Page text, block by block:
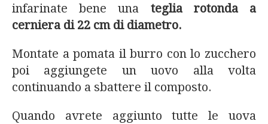
infarinate bene una teglia rotonda a
cerniera di 22 cm di diametro.
Montate a pomata il burro con lo zucchero
poi aggiungete un uovo alla volta
continuando a sbattere il composto.
Quando avrete aggiunto tutte le uova